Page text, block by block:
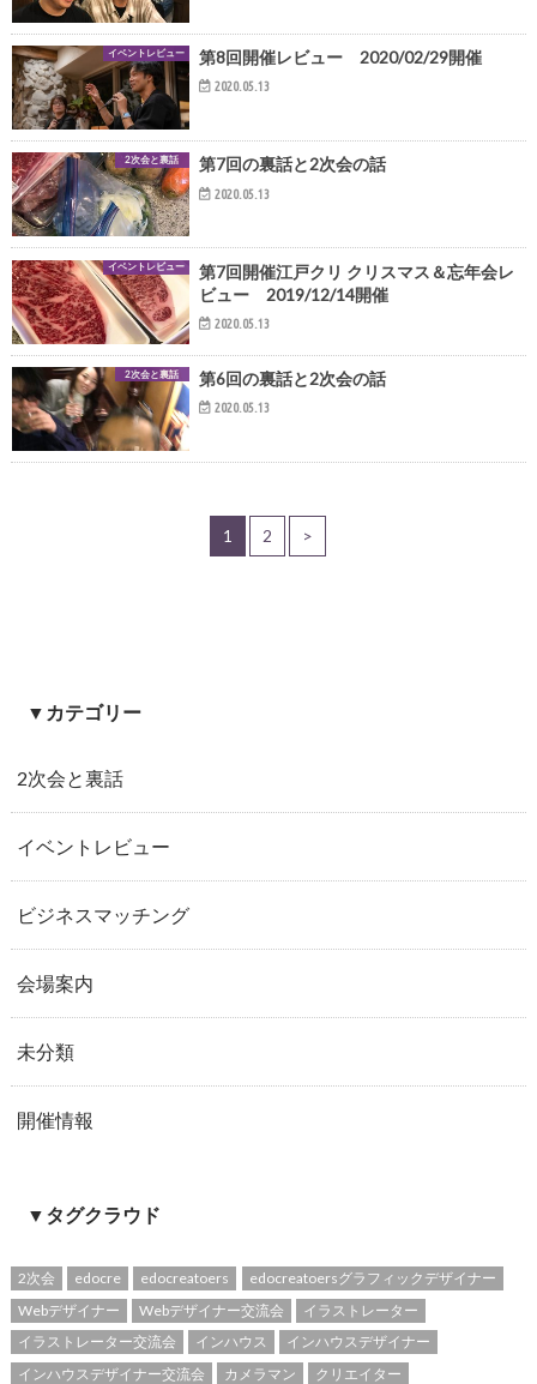
イベントレビュー 第8回開催レビュー 2020/02/29開催
2020.05.13
2次会と裏話 第7回の裏話と2次会の話
2020.05.13
イベントレビュー
第7回開催江戸クリ クリスマス＆忘年会レ
ビュー 2019/12/14開催
2020.05.13
2次会と裏話 第6回の裏話と2次会の話
2020.05.13
1 2 >
▼カテゴリー
2次会と裏話
イベントレビュー
ビジネスマッチング
会場案内
未分類
開催情報
▼タグクラウド
2次会 edocre edocreatoers
edocreatoersグラフィックデザイナー
Webデザイナー
Webデザイナー交流会
イラストレーター
イラストレーター交流会
インハウス
インハウスデザイナー
インハウスデザイナー交流会
カメラマン
クリエイター